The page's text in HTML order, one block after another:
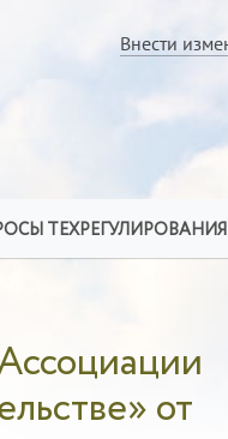
Внести
ТЕХРЕГУЛИРОВАНИЯ
от